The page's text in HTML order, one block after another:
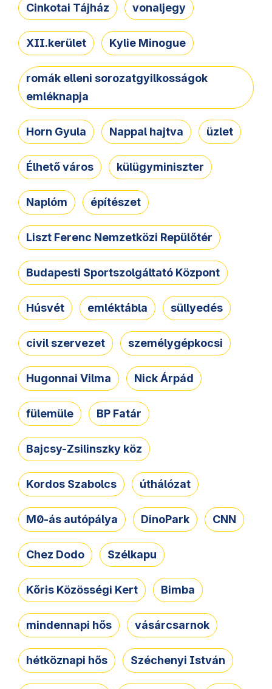
Cinkotai Tájház vonaljegy
XII.kerület Kylie Minogue
romák elleni sorozatgyilkosságok
emléknapja
Horn Gyula Nappal hajtva üzlet
Élhető város külügyminiszter
Naplóm építészet
Liszt Ferenc Nemzetközi Repülőtér
Budapesti Sportszolgáltató Központ
Húsvét emléktábla süllyedés
civil szervezet személygépkocsi
Hugonnai Vilma Nick Árpád
fülemüle BP Fatár
Bajcsy-Zsilinszky köz
Kordos Szabolcs úthálózat
M0-ás autópálya DinoPark CNN
Chez Dodo Szélkapu
Kőris Közösségi Kert Bimba
mindennapi hős vásárcsarnok
hétköznapi hős Széchenyi István